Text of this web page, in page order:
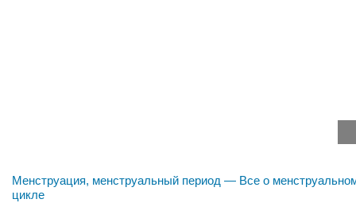
Менструация, менструальный период — Все о
цикле